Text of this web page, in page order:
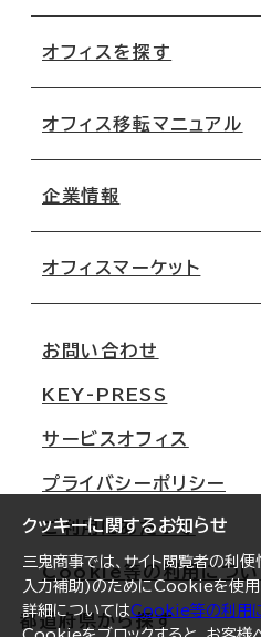
クッキーに関するお知らせ
三鬼商事では、サイト閲覧者の利
入力補助)のためにCookieを使用
詳細についてはCookie等の利用
オフィスを探す
地図から探す
路線・駅から探す
オフィス移転マニュアル
移転コストシミュレーション
移転スケジュール
オフィス移転Q&A
企業情報
オフィスマーケット
大阪
名古屋
札幌
仙台
横浜
福岡
お問い合わせ
KEY-PRESS
サービスオフィス
プライバシーポリシー
ご利用にあたって
Cookie等の利用につい
都道府県から探す